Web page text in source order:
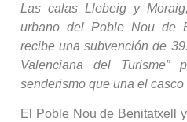
Las calas Llebeig y
urbano del Poble Nou de
recibe una subvención de
Valenciana del
senderismo que una el casco
El Poble Nou de Benitatxell